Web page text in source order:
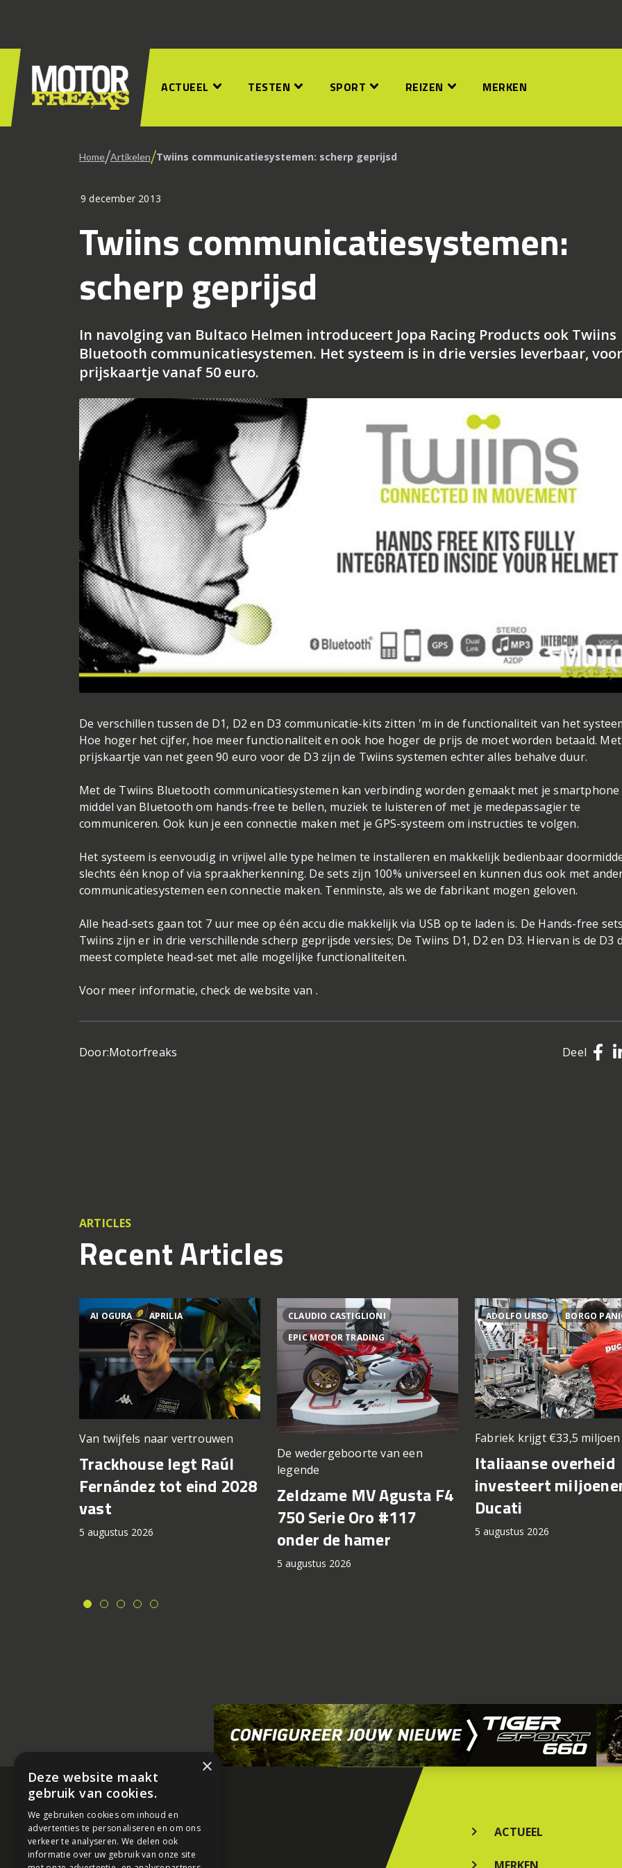
ACTUEEL TESTEN SPORT REIZEN MERKEN
Home/Artikelen/Twiins communicatiesystemen: scherp geprijsd
9 december 2013
Twiins communicatiesystemen:
scherp geprijsd
In navolging van Bultaco Helmen introduceert Jopa Racing Products ook Twiins
Bluetooth communicatiesystemen. Het systeem is in drie versies leverbaar,
prijskaartje vanaf 50 euro.
De verschillen tussen de D1, D2 en D3 communicatie-kits zitten 'm in de functionaliteit van het
Hoe hoger het cijfer, hoe meer functionaliteit en ook hoe hoger de prijs de moet worden betaald.
prijskaartje van net geen 90 euro voor de D3 zijn de Twiins systemen echter alles behalve duur.
Met de Twiins Bluetooth communicatiesystemen kan verbinding worden gemaakt met je
middel van Bluetooth om hands-free te bellen, muziek te luisteren of met je medepassagier te
communiceren. Ook kun je een connectie maken met je GPS-systeem om instructies te volgen.
Het systeem is eenvoudig in vrijwel alle type helmen te installeren en makkelijk bedienbaar
slechts één knop of via spraakherkenning. De sets zijn 100% universeel en kunnen dus ook met
communicatiesystemen een connectie maken. Tenminste, als we de fabrikant mogen geloven.
Alle head-sets gaan tot 7 uur mee op één accu die makkelijk via USB op te laden is. De Hands-free
Twiins zijn er in drie verschillende scherp geprijsde versies; De Twiins D1, D2 en D3. Hiervan is de D3
meest complete head-set met alle mogelijke functionaliteiten.
Voor meer informatie, check de website van .
Door:Motorfreaks Deel
ARTICLES
Recent Articles
AI OGURA APRILIA
Van twijfels naar vertrouwen
Trackhouse legt Raúl
Fernández tot eind 2028
vast
5 augustus 2026
CLAUDIO CASTIGLIONI
EPIC MOTOR TRADING
De wedergeboorte van een
legende
Zeldzame MV Agusta F4
750 Serie Oro #117
onder de hamer
5 augustus 2026
ADOLFO URSO BORGO
Fabriek krijgt €33,5
Italiaanse overheid
investeert
Ducati
5 augustus 2026
ACTUEEL
×
Deze website maakt
gebruik van cookies.
We gebruiken cookies om inhoud en
advertenties te personaliseren en om ons
verkeer te analyseren. We delen ook
informatie over uw gebruik van onze site